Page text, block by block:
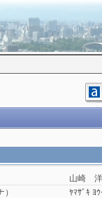
山崎
ﾔﾏｻﾞｷ ﾖ